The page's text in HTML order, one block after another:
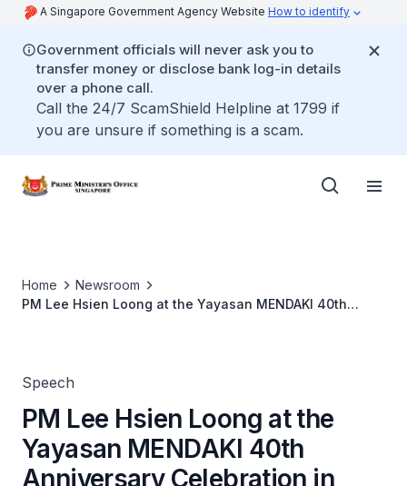
A Singapore Government Agency Website How to identify
Government officials will never ask you to
transfer money or disclose bank log-in details
over a phone call.
Call the 24/7 ScamShield Helpline at 1799 if
you are unsure if something is a scam.
Home
Newsroom
PM Lee Hsien Loong at the Yayasan MENDAKI 40th
Speech
PM Lee Hsien Loong at the
Yayasan MENDAKI 40th
Anniversary Celebration in